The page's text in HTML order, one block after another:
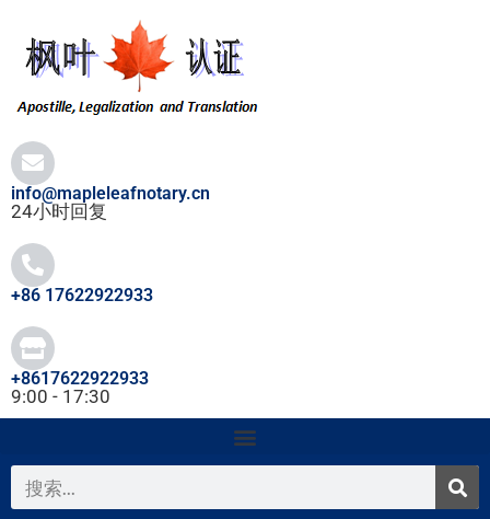
info@mapleleafnotary.cn
24小时回复
+86 17622922933
+8617622922933
9:00 - 17:30
搜
索